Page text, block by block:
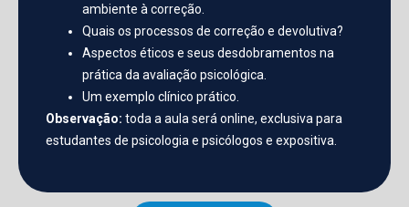
ambiente à correção.
Quais os processos de correção e devolutiva?
Aspectos éticos e seus desdobramentos na
prática da avaliação psicológica.
Um exemplo clínico prático.
Observação: toda a aula será online, exclusiva para
estudantes de psicologia e psicólogos e expositiva.